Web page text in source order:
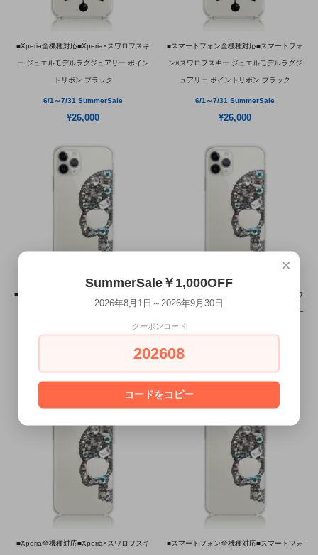
■Xperia全機種対応■Xperia×スワロフスキ
ー ジュエルモデルラグジュアリー ポイン
トリボン ブラック
6/1～7/31 SummerSale
¥26,000
■スマートフォン全機種対応■スマートフォ
ン×スワロフスキー ジュエルモデルラグジ
ュアリー ポイントリボン ブラック
6/1～7/31 SummerSale
¥26,000
■iPhone全機種対応■iPhoneケース×スワロ ■GALAXY S全機種対応■GALAXY S×スワ
ロフスキー ジュエルモデルラグジュアリー
■Xperia全機種対応■Xperia×スワロフスキ ■スマートフォン全機種対応■スマートフォ
×
SummerSale￥1,000OFF
2026年8月1日～2026年9月30日
クーポンコード
202608
コードをコピー